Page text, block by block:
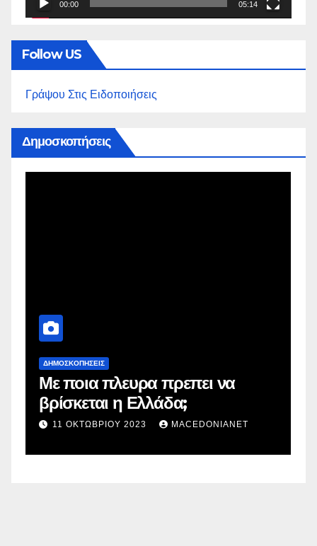
00:00 05:14
Follow US
Γράψου Στις Ειδοποιήσεις
Δημοσκοπήσεις
ΔΗΜΟΣΚΟΠΉΣΕΙΣ
Με ποια πλευρα πρεπει να
βρίσκεται η Ελλάδα;
11 ΟΚΤΩΒΡΊΟΥ 2023 MACEDONIANET